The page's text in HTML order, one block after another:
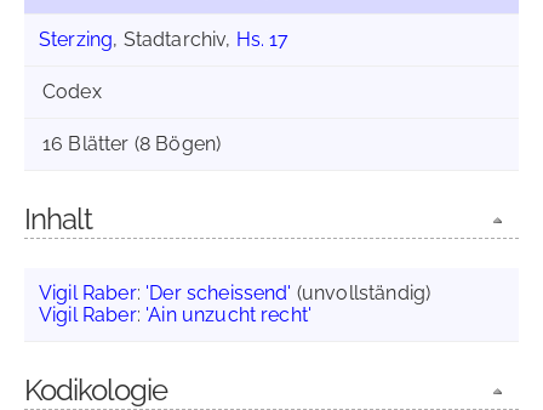
Sterzing, Stadtarchiv, Hs. 17
Codex
16 Blätter (8 Bögen)
Inhalt
Vigil Raber: 'Der scheissend' (unvollständig)
Vigil Raber: 'Ain unzucht recht'
Kodikologie